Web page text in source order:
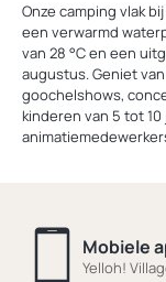
Onze camping vlak
een verwarmd
van 28 °C en een
augustus. Geniet
goochelshows,
kinderen van 5 tot
Mobiele
Yelloh!